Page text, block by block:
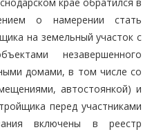
о намерении стать
на земельный участок с
незавершенного
домами, в том числе со
автостоянкой) и
перед участниками
включены в реестр